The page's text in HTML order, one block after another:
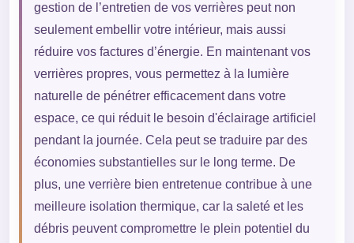
gestion de l’entretien de vos verrières peut non
seulement embellir votre intérieur, mais aussi
réduire vos factures d’énergie. En maintenant vos
verrières propres, vous permettez à la lumière
naturelle de pénétrer efficacement dans votre
espace, ce qui réduit le besoin d'éclairage artificiel
pendant la journée. Cela peut se traduire par des
économies substantielles sur le long terme. De
plus, une verrière bien entretenue contribue à une
meilleure isolation thermique, car la saleté et les
débris peuvent compromettre le plein potentiel du